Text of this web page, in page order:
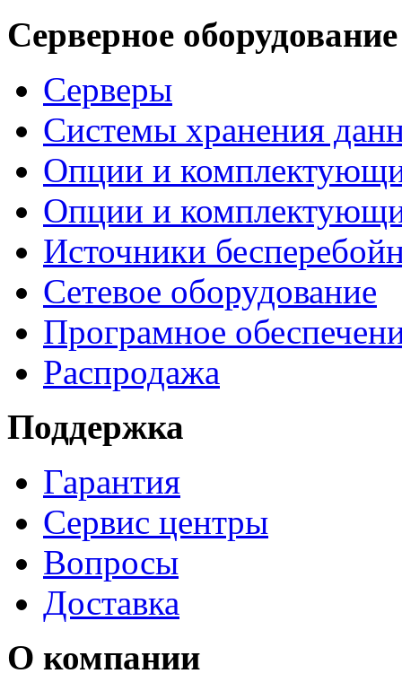
Серверное оборудование
Серверы
Системы хранения
Опции и
Опции и
Источники
Сетевое оборудование
Програмное
Распродажа
Поддержка
Гарантия
Сервис центры
Вопросы
Доставка
О компании